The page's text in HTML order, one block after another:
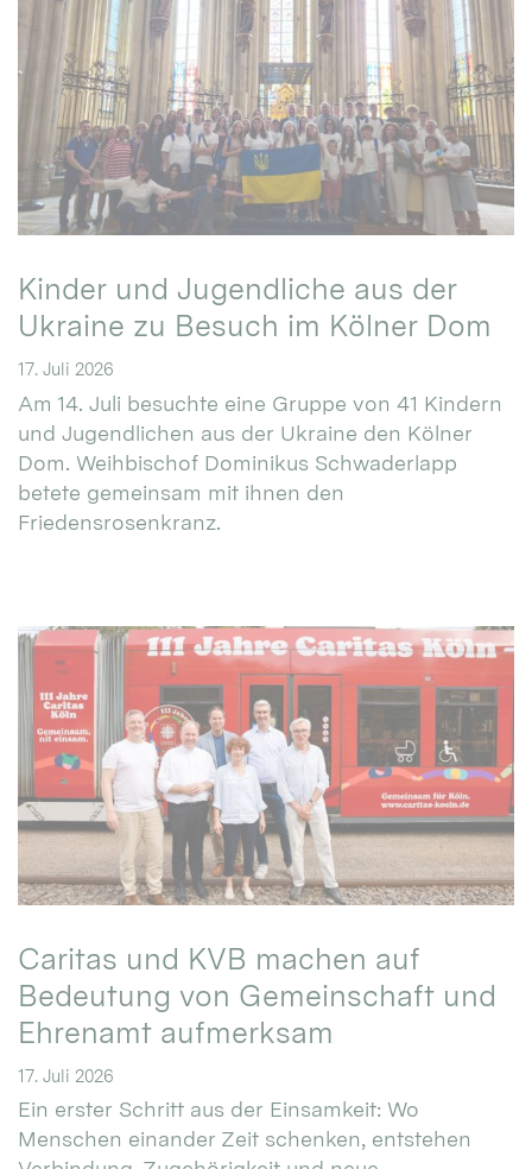
Kinder und Jugendliche aus der
Ukraine zu Besuch im Kölner Dom
17. Juli 2026
Am 14. Juli besuchte eine Gruppe von 41 Kindern
und Jugendlichen aus der Ukraine den Kölner
Dom. Weihbischof Dominikus Schwaderlapp
betete gemeinsam mit ihnen den
Friedensrosenkranz.
Caritas und KVB machen auf
Bedeutung von Gemeinschaft und
Ehrenamt aufmerksam
17. Juli 2026
Ein erster Schritt aus der Einsamkeit: Wo
Menschen einander Zeit schenken, entstehen